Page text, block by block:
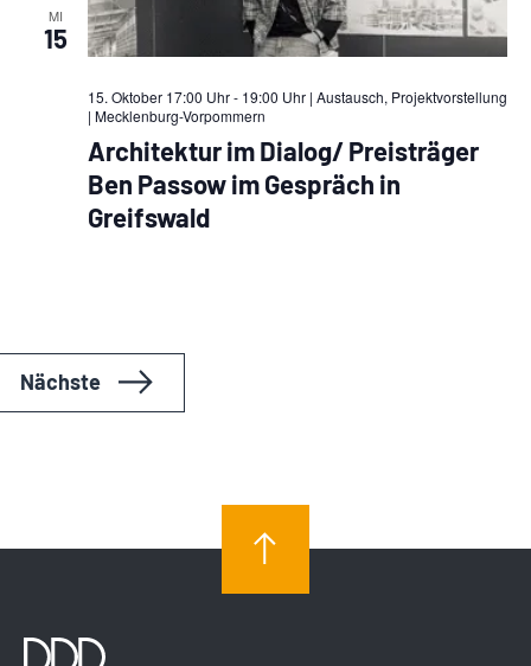
MI
15
15. Oktober 17:00 Uhr - 19:00 Uhr | Austausch, Projektvorstellung
| Mecklenburg-Vorpommern
Architektur im Dialog/ Preisträger
Ben Passow im Gespräch in
Greifswald
NächsteVeranstaltungen